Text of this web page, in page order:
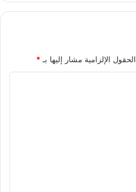
الحقول الإلزامية مشار إليها بـ *